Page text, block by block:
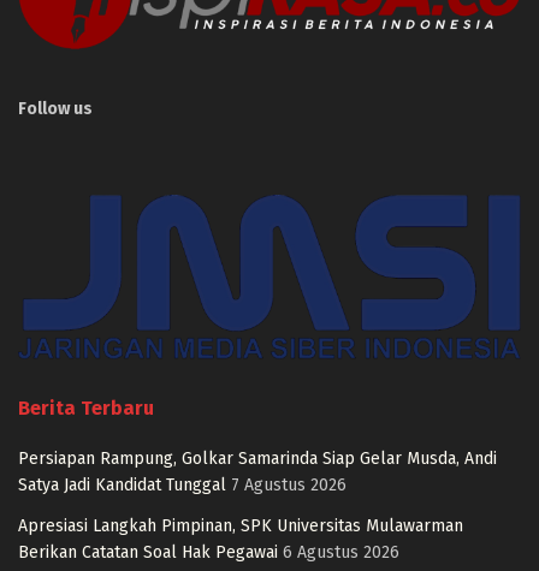
Follow us
Berita Terbaru
Persiapan Rampung, Golkar Samarinda Siap Gelar Musda, Andi
Satya Jadi Kandidat Tunggal 7 Agustus 2026
Apresiasi Langkah Pimpinan, SPK Universitas Mulawarman
Berikan Catatan Soal Hak Pegawai 6 Agustus 2026